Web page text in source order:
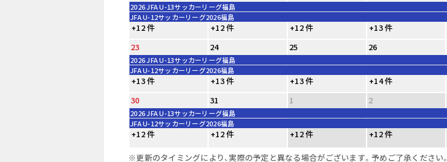
2026 JFA U-13サッカーリーグ福島
JFA U-12サッカーリーグ2026福島
+12 件 +12 件 +12 件 +13 件
23
24 25 26
2026 JFA U-13サッカーリーグ福島
JFA U-12サッカーリーグ2026福島
+13 件 +13 件 +13 件 +14 件
30
31 1 2
2026 JFA U-13サッカーリーグ福島
JFA U-12サッカーリーグ2026福島
+12 件 +12 件 +12 件 +12 件
※更新のタイミングにより、実際の予定と異なる場合がございます。予めご了承ください。